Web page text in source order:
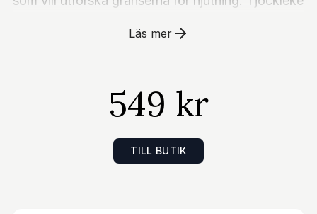
ntrollerad och stegrande upplevelse. Den spiralfor
ikon för en smidig och säker användning. En stark
sugpropp i basen gör det enkelt att njuta av hand
sfree-lek på släta ytor. Trots storleken är TORTH
Y M flexibel och lätt att hantera. Mått: Total läng
Läs mer
549 kr
TILL BUTIK